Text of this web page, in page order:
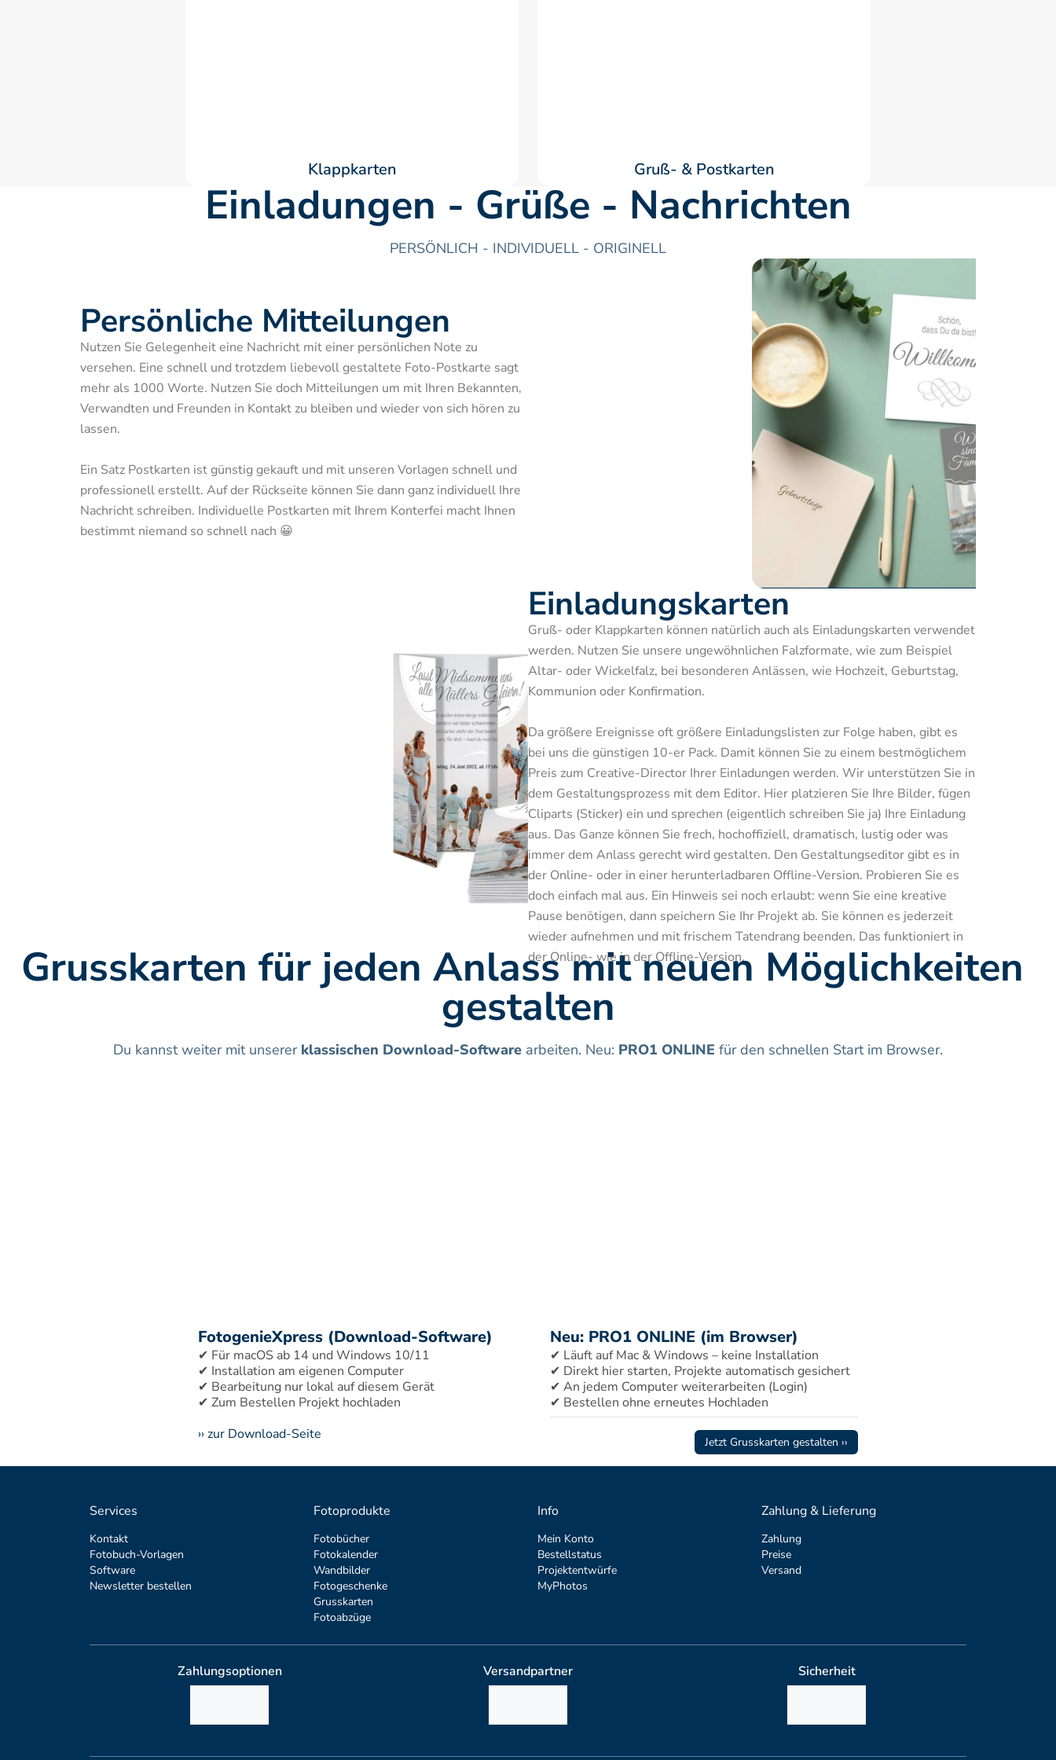
Klappkarten Gruß- & Postkarten
Einladungen - Grüße - Nachrichten
PERSÖNLICH - INDIVIDUELL - ORIGINELL
Persönliche Mitteilungen
Nutzen Sie Gelegenheit eine Nachricht mit einer persönlichen Note zu
versehen. Eine schnell und trotzdem liebevoll gestaltete Foto-Postkarte sagt
mehr als 1000 Worte. Nutzen Sie doch Mitteilungen um mit Ihren Bekannten,
Verwandten und Freunden in Kontakt zu bleiben und wieder von sich hören zu
lassen.
Ein Satz Postkarten ist günstig gekauft und mit unseren Vorlagen schnell und
professionell erstellt. Auf der Rückseite können Sie dann ganz individuell Ihre
Nachricht schreiben. Individuelle Postkarten mit Ihrem Konterfei macht Ihnen
bestimmt niemand so schnell nach 😀
Einladungskarten
Gruß- oder Klappkarten können natürlich auch als Einladungskarten verwendet
werden. Nutzen Sie unsere ungewöhnlichen Falzformate, wie zum Beispiel
Altar- oder Wickelfalz, bei besonderen Anlässen, wie Hochzeit, Geburtstag,
Kommunion oder Konfirmation.
Da größere Ereignisse oft größere Einladungslisten zur Folge haben, gibt es
bei uns die günstigen 10-er Pack. Damit können Sie zu einem bestmöglichem
Preis zum Creative-Director Ihrer Einladungen werden. Wir unterstützen Sie in
dem Gestaltungsprozess mit dem Editor. Hier platzieren Sie Ihre Bilder, fügen
Cliparts (Sticker) ein und sprechen (eigentlich schreiben Sie ja) Ihre Einladung
aus. Das Ganze können Sie frech, hochoffiziell, dramatisch, lustig oder was
immer dem Anlass gerecht wird gestalten. Den Gestaltungseditor gibt es in
der Online- oder in einer herunterladbaren Offline-Version. Probieren Sie es
doch einfach mal aus. Ein Hinweis sei noch erlaubt: wenn Sie eine kreative
Pause benötigen, dann speichern Sie Ihr Projekt ab. Sie können es jederzeit
wieder aufnehmen und mit frischem Tatendrang beenden. Das funktioniert in
der Online- wie in der Offline-Version.
Grusskarten für jeden Anlass mit neuen Möglichkeiten
gestalten
Du kannst weiter mit unserer klassischen Download-Software arbeiten. Neu: PRO1 ONLINE für den schnellen Start im Browser.
FotogenieXpress (Download-Software)
✔ Für macOS ab 14 und Windows 10/11
✔ Installation am eigenen Computer
✔ Bearbeitung nur lokal auf diesem Gerät
›› zur Download-Seite
Neu: PRO1 ONLINE (im Browser)
✔ Läuft auf Mac & Windows – keine Installation
✔ Direkt hier starten, Projekte automatisch gesichert
✔ An jedem Computer weiterarbeiten (Login)
✔ Bestellen ohne erneutes Hochladen
Jetzt Grusskarten gestalten ››
Services
Kontakt
Fotobuch-Vorlagen
Software
Newsletter bestellen
Fotoprodukte
Fotobücher
Fotokalender
Wandbilder
Fotogeschenke
Grusskarten
Fotoabzüge
Info
Mein Konto
Bestellstatus
Projektentwürfe
MyPhotos
Zahlung & Lieferung
Zahlung
Preise
Versand
Zahlungsoptionen Versandpartner Sicherheit